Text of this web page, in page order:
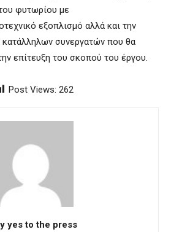
φυτωρίου με
εξοπλισμό αλλά και την
συνεργατών που θα
επίτευξη του σκοπού του έργου.
Post Views: 262
yes to the press